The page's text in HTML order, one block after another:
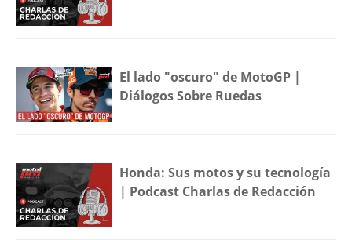
El lado "oscuro" de MotoGP |
Diálogos Sobre Ruedas
Honda: Sus motos y su tecnología
| Podcast Charlas de Redacción